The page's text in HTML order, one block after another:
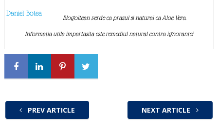
Daniel Botea
Blogoltean verde ca prazul si natural ca Aloe Vera.
Informatia utila impartasita este remediul natural contra ignorantei
PREV ARTICLE NEXT ARTICLE